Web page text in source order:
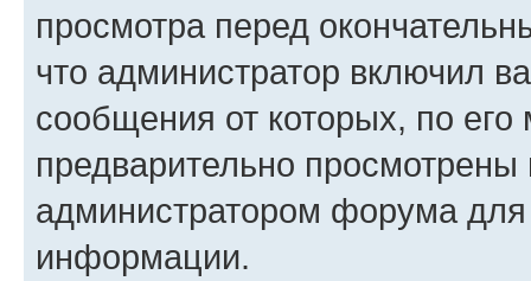
просмотра перед
что администратор включил
сообщения от которых, по
предварительно
администратором форума
информации.